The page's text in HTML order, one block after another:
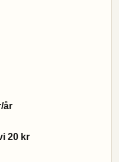
år
20 kr